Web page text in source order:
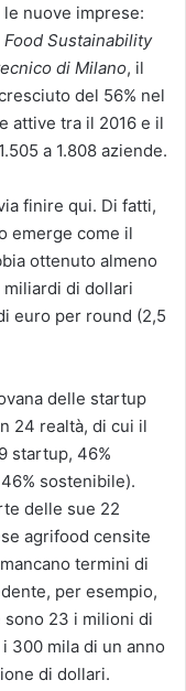
nuove imprese:
Sustainability
di Milano, il
del 56% nel
attive tra il 2016 e il
a 1.808 aziende.
finire qui. Di fatti,
emerge come il
ottenuto almeno
di dollari
euro per round (2,5
delle startup
24 realtà, di cui il
startup, 46%
sostenibile).
delle sue 22
agrifood censite
termini di
per esempio,
23 i milioni di
300 mila di un anno
di dollari.